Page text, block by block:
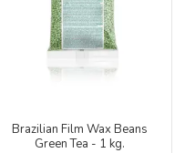
Brazilian Film Wax Beans
Green Tea - 1 kg.